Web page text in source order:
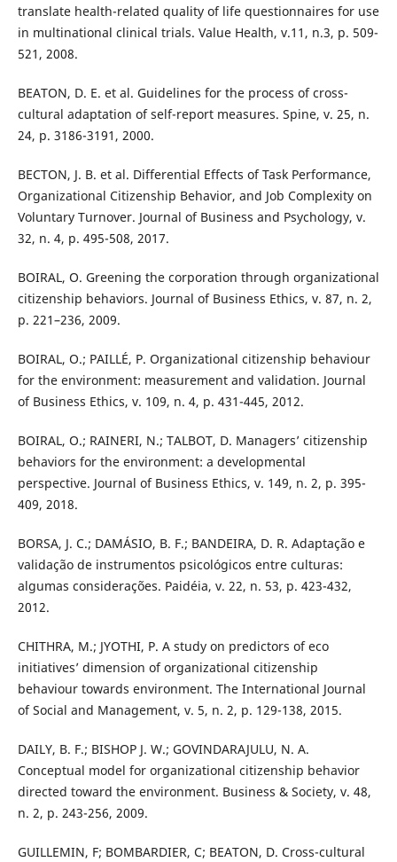
translate health-related quality of life questionnaires for use
in multinational clinical trials. Value Health, v.11, n.3, p. 509-
521, 2008.
BEATON, D. E. et al. Guidelines for the process of cross-
cultural adaptation of self-report measures. Spine, v. 25, n.
24, p. 3186-3191, 2000.
BECTON, J. B. et al. Differential Effects of Task Performance,
Organizational Citizenship Behavior, and Job Complexity on
Voluntary Turnover. Journal of Business and Psychology, v.
32, n. 4, p. 495-508, 2017.
BOIRAL, O. Greening the corporation through organizational
citizenship behaviors. Journal of Business Ethics, v. 87, n. 2,
p. 221–236, 2009.
BOIRAL, O.; PAILLÉ, P. Organizational citizenship behaviour
for the environment: measurement and validation. Journal
of Business Ethics, v. 109, n. 4, p. 431-445, 2012.
BOIRAL, O.; RAINERI, N.; TALBOT, D. Managers’ citizenship
behaviors for the environment: a developmental
perspective. Journal of Business Ethics, v. 149, n. 2, p. 395-
409, 2018.
BORSA, J. C.; DAMÁSIO, B. F.; BANDEIRA, D. R. Adaptação e
validação de instrumentos psicológicos entre culturas:
algumas considerações. Paidéia, v. 22, n. 53, p. 423-432,
2012.
CHITHRA, M.; JYOTHI, P. A study on predictors of eco
initiatives’ dimension of organizational citizenship
behaviour towards environment. The International Journal
of Social and Management, v. 5, n. 2, p. 129-138, 2015.
DAILY, B. F.; BISHOP J. W.; GOVINDARAJULU, N. A.
Conceptual model for organizational citizenship behavior
directed toward the environment. Business & Society, v. 48,
n. 2, p. 243-256, 2009.
GUILLEMIN, F; BOMBARDIER, C; BEATON, D. Cross-cultural